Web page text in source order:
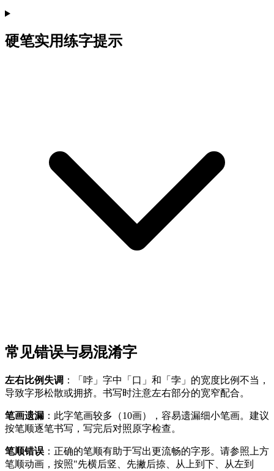
硬笔实用练字提示
常见错误与易混淆字
左右比例失调 ：「哱」字中「口」和「孛」的宽度比例不当，
导致字形松散或拥挤。书写时注意左右部分的宽窄配合。
笔画遗漏 ：此字笔画较多（10画），容易遗漏细小笔画。建议
按笔顺逐笔书写，写完后对照原字检查。
笔顺错误 ：正确的笔顺有助于写出更流畅的字形。请参照上方
笔顺动画，按照"先横后竖、先撇后捺、从上到下、从左到